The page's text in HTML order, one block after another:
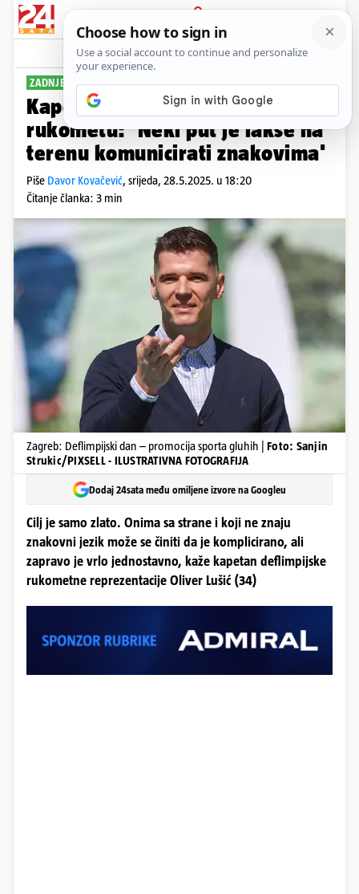
PRIJAVA
Sport Komentari
ZADNJE NATJECANJE
Kapetan deflimpijske repke u
rukometu: ’Neki put je lakše na
terenu komunicirati znakovima'
Piše Davor Kovačević, srijeda, 28.5.2025. u 18:20
Čitanje članka: 3 min
Zagreb: Deflimpijski dan – promocija sporta gluhih | Foto: Sanjin
Strukic/PIXSELL - ILUSTRATIVNA FOTOGRAFIJA
Dodaj 24sata među omiljene izvore na Googleu
Cilj je samo zlato. Onima sa strane i koji ne znaju
znakovni jezik može se činiti da je komplicirano, ali
zapravo je vrlo jednostavno, kaže kapetan deflimpijske
rukometne reprezentacije Oliver Lušić (34)